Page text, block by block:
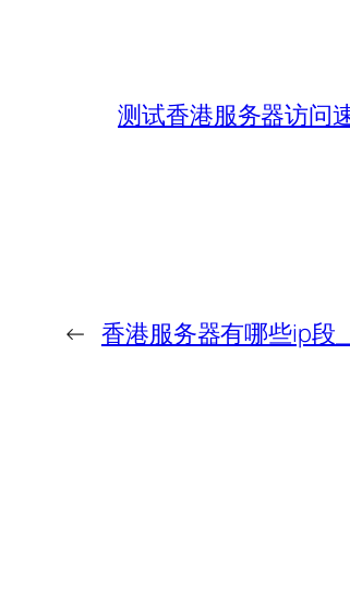
测试香港服务器访问
← 香港服务器有哪些ip段